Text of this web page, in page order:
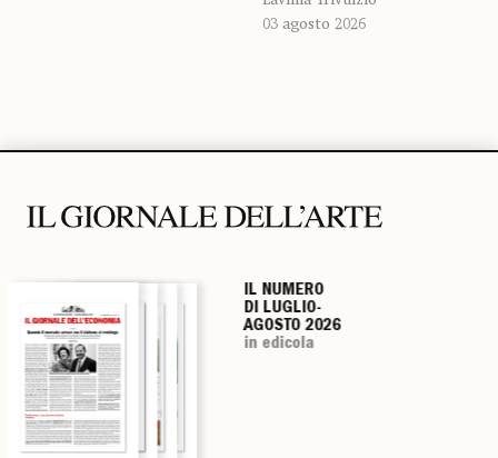
03 agosto 2026
IL NUMERO
DI LUGLIO-
AGOSTO 2026
in edicola
IL NUMERO
DI LUGLIO-
AGOSTO 2026
in edicola
IL NUMERO
DI LUGLIO-
AGOSTO 2026
in edicola
IL NUMERO
DI LUGLIO-
AGOSTO 2026
in edicola